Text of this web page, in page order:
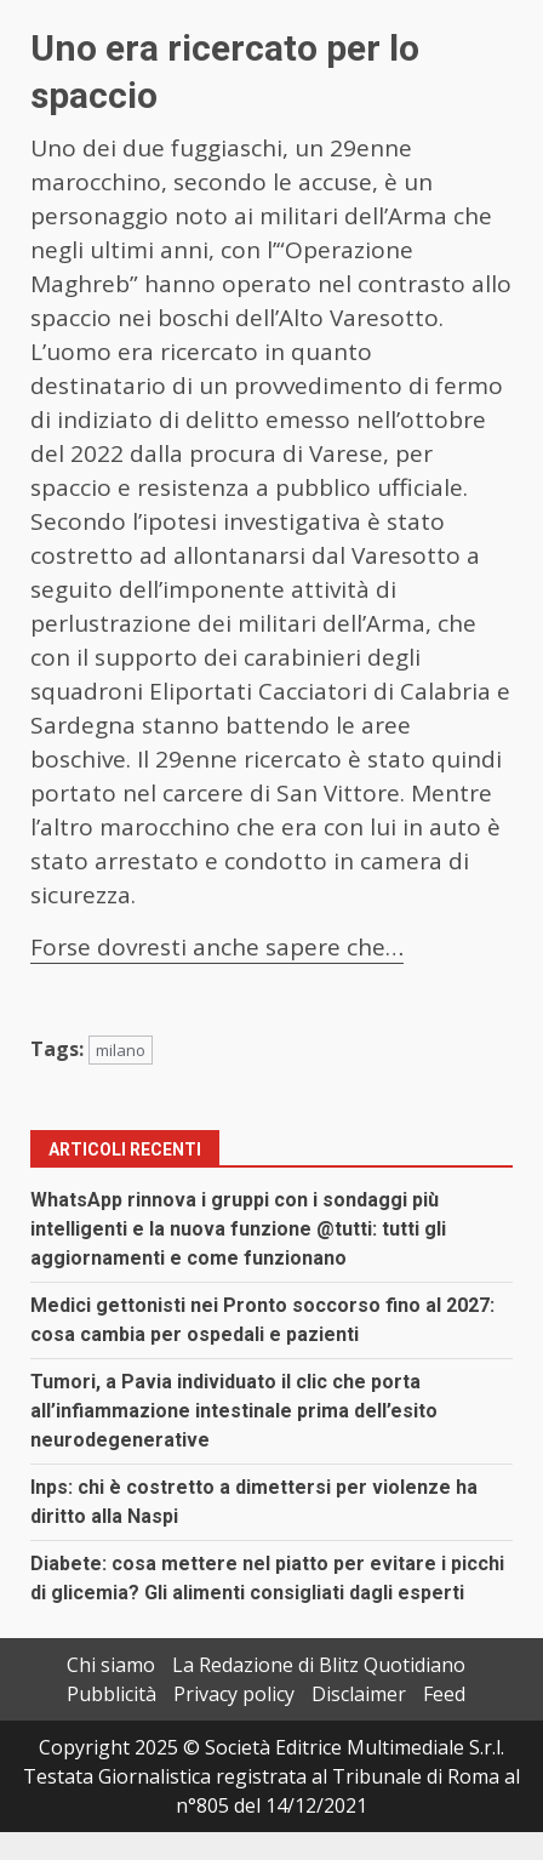
Uno era ricercato per lo
spaccio
Uno dei due fuggiaschi, un 29enne
marocchino, secondo le accuse, è un
personaggio noto ai militari dell’Arma che
negli ultimi anni, con l’“Operazione
Maghreb” hanno operato nel contrasto allo
spaccio nei boschi dell’Alto Varesotto.
L’uomo era ricercato in quanto
destinatario di un provvedimento di fermo
di indiziato di delitto emesso nell’ottobre
del 2022 dalla procura di Varese, per
spaccio e resistenza a pubblico ufficiale.
Secondo l’ipotesi investigativa è stato
costretto ad allontanarsi dal Varesotto a
seguito dell’imponente attività di
perlustrazione dei militari dell’Arma, che
con il supporto dei carabinieri degli
squadroni Eliportati Cacciatori di Calabria e
Sardegna stanno battendo le aree
boschive. Il 29enne ricercato è stato quindi
portato nel carcere di San Vittore. Mentre
l’altro marocchino che era con lui in auto è
stato arrestato e condotto in camera di
sicurezza.
Forse dovresti anche sapere che…
Tags: milano
ARTICOLI RECENTI
WhatsApp rinnova i gruppi con i sondaggi più
intelligenti e la nuova funzione @tutti: tutti gli
aggiornamenti e come funzionano
Medici gettonisti nei Pronto soccorso fino al 2027:
cosa cambia per ospedali e pazienti
Tumori, a Pavia individuato il clic che porta
all’infiammazione intestinale prima dell’esito
neurodegenerative
Inps: chi è costretto a dimettersi per violenze ha
diritto alla Naspi
Diabete: cosa mettere nel piatto per evitare i picchi
di glicemia? Gli alimenti consigliati dagli esperti
Chi siamo
La Redazione di Blitz Quotidiano
Pubblicità
Privacy policy Disclaimer
Feed
Copyright 2025 © Società Editrice Multimediale S.r.l.
Testata Giornalistica registrata al Tribunale di Roma al
n°805 del 14/12/2021